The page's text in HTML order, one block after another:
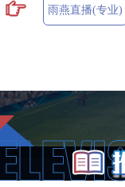
雨燕直播(专业)